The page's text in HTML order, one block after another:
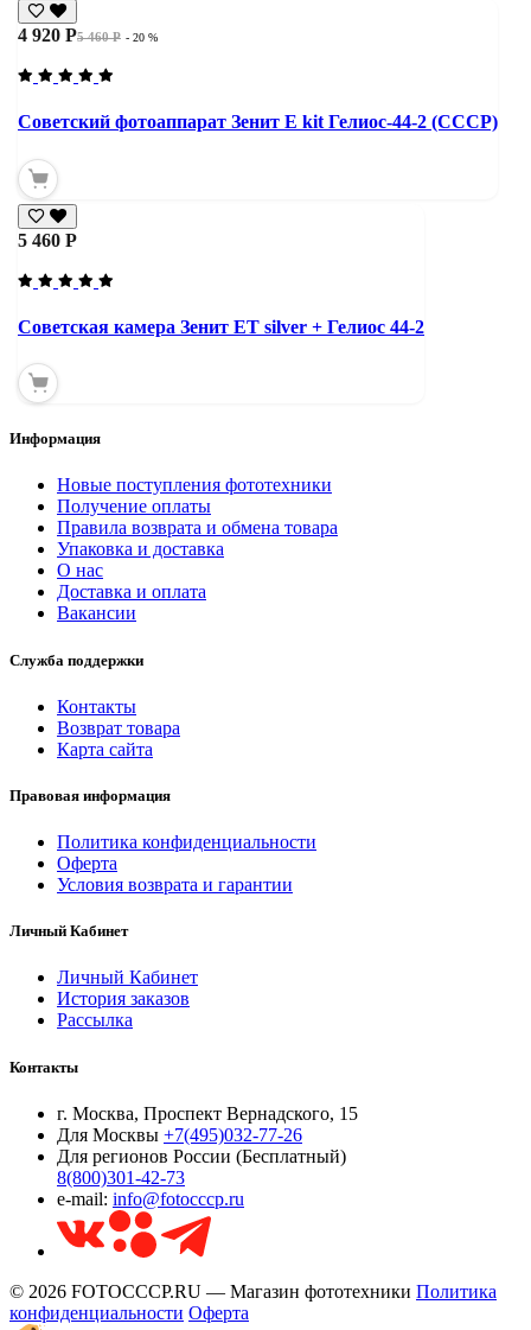
5 460 Р
4 920 Р - 20 %
Советский фотоаппарат Зенит Е kit Гелиос-44-2 (СССР)
5 460 Р
Советская камера Зенит ЕТ silver + Гелиос 44-2
Информация
Новые поступления фототехники
Получение оплаты
Правила возврата и обмена товара
Упаковка и доставка
О нас
Доставка и оплата
Вакансии
Служба поддержки
Контакты
Возврат товара
Карта сайта
Правовая информация
Политика конфиденциальности
Оферта
Условия возврата и гарантии
Личный Кабинет
Личный Кабинет
История заказов
Рассылка
Контакты
г. Москва, Проспект Вернадского, 15
Для Москвы +7(495)032-77-26
Для регионов России (Бесплатный)
8(800)301-42-73
e-mail: info@fotocccp.ru
© 2026 FOTOCCCP.RU — Магазин фототехники Политика
конфиденциальности Оферта